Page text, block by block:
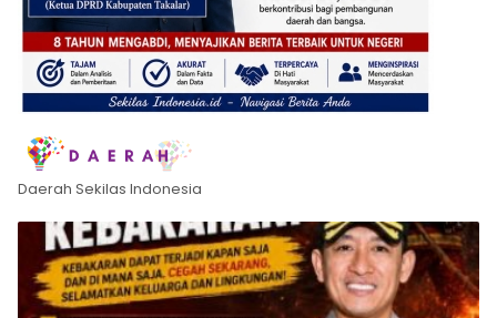
Daerah Sekilas Indonesia